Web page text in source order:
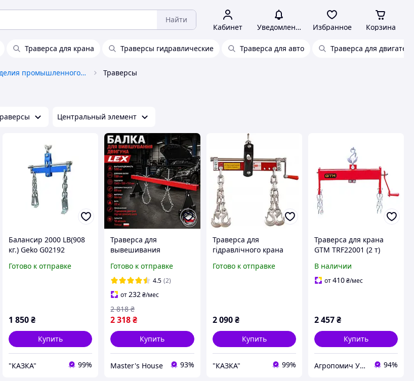
Найти
Кабинет Уведомления Избранное Корзина
Траверса для крана Траверсы гидравлические Траверса для авто Траверса для двигателя
Металлоизделия промышленного назначения Траверсы
Центральный элемент
Балансир 2000 LB(908
кг.) Geko G02192
Готово к отправке
1 850₴
Купить
"КАЗКА" 99%
Траверса для
вывешивания
кг Балка для
вывешивания
двигателя Длина цепей
89 см для СТО Польша
Готово к отправке
4.5 (2)
от232₴/мес
2 318₴
2 818 ₴
Купить
Master's House 93%
Траверса для
гідравлічного крана
Готово к отправке
2 090 ₴
Купить
"КАЗКА" 99%
Траверса для крана
GTM TRF22001 (2 т)
В наличии
от410₴/мес
2 457₴
Купить
Агропомич Украина 94%